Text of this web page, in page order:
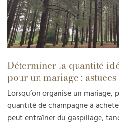
Déterminer la quantité
pour un mariage :
Lorsqu’on organise un mariage,
quantité de champagne à
peut entraîner du gaspillage,